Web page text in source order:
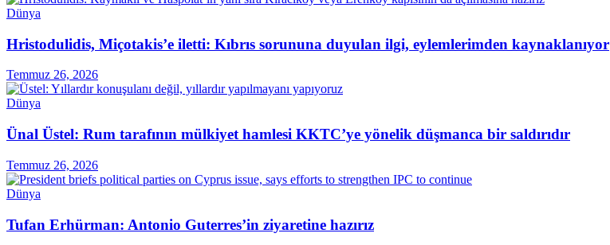
Dünya
Hristodulidis, Miçotakis’e iletti: Kıbrıs sorununa duyulan ilgi, eylemlerimden kaynaklanıyor
Temmuz 26, 2026
Dünya
Ünal Üstel: Rum tarafının mülkiyet hamlesi KKTC’ye yönelik düşmanca bir saldırıdır
Temmuz 26, 2026
Dünya
Tufan Erhürman: Antonio Guterres’in ziyaretine hazırız